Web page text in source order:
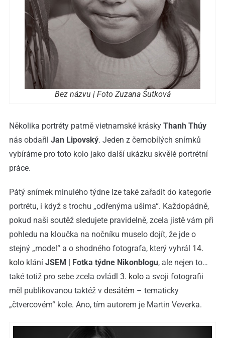
Bez názvu | Foto Zuzana Šutková
Několika portréty patrně vietnamské krásky Thanh Thúy
nás obdařil Jan Lipovský. Jeden z černobílých snímků
vybíráme pro toto kolo jako další ukázku skvělé portrétní
práce.
Pátý snímek minulého týdne lze také zařadit do kategorie
portrétu, i když s trochu „odřenýma ušima“. Každopádně,
pokud naši soutěž sledujete pravidelně, zcela jistě vám při
pohledu na kloučka na nočníku muselo dojít, že jde o
stejný „model“ a o shodného fotografa, který vyhrál 14.
kolo klání JSEM | Fotka týdne Nikonblogu, ale nejen to…
také totiž pro sebe zcela ovládl 3. kolo a svoji fotografii
měl publikovanou taktéž v desátém – tematicky
„čtvercovém“ kole. Ano, tím autorem je Martin Veverka.